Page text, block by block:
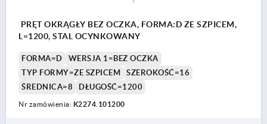
PRĘT OKRĄGŁY BEZ OCZKA, FORMA:D ZE SZPICEM,
L=1200, STAL OCYNKOWANY
FORMA=D
WERSJA 1=BEZ OCZKA
TYP FORMY=ZE SZPICEM
SZEROKOŚĆ=16
ŚREDNICA=8
DŁUGOŚĆ=1200
Nr zamówienia: K2274.101200